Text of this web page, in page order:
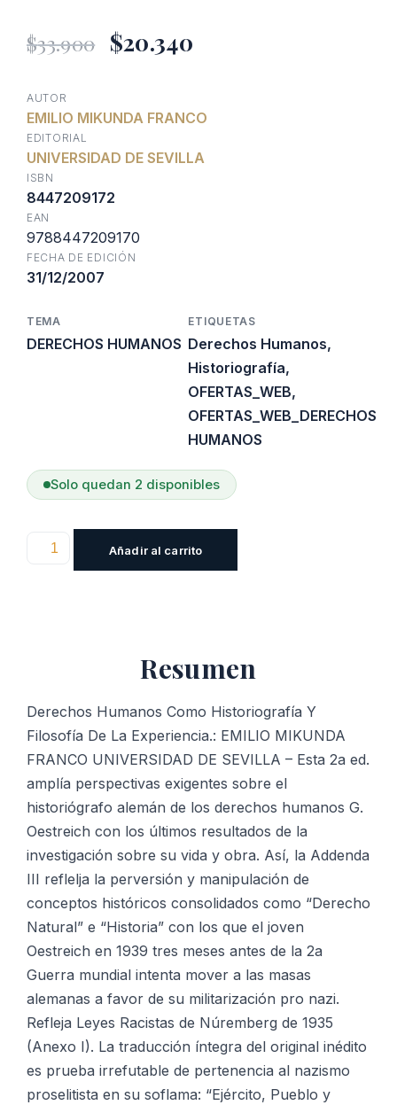
$33.900 El
original
era:
$33.900.
$20.340
actual
AUTOR
EMILIO MIKUNDA FRANCO
EDITORIAL
UNIVERSIDAD DE SEVILLA
ISBN
8447209172
EAN
9788447209170
FECHA DE EDICIÓN
31/12/2007
TEMA
DERECHOS HUMANOS
ETIQUETAS
Derechos Humanos,
Historiografía,
OFERTAS_WEB,
OFERTAS_WEB_DERECHOS
HUMANOS
Solo quedan 2 disponibles
Derechos
La
Experiencia.:
cantidad
Añadir al carrito
Resumen
Derechos Humanos Como Historiografía Y
Filosofía De La Experiencia.: EMILIO MIKUNDA
FRANCO UNIVERSIDAD DE SEVILLA – Esta 2a ed.
amplía perspectivas exigentes sobre el
historiógrafo alemán de los derechos humanos G.
Oestreich con los últimos resultados de la
investigación sobre su vida y obra. Así, la Addenda
III reflelja la perversión y manipulación de
conceptos históricos consolidados como “Derecho
Natural” e “Historia” con los que el joven
Oestreich en 1939 tres meses antes de la 2a
Guerra mundial intenta mover a las masas
alemanas a favor de su militarización pro nazi.
Refleja Leyes Racistas de Núremberg de 1935
(Anexo I). La traducción íntegra del original inédito
es prueba irrefutable de pertenencia al nazismo
proselitista en su soflama: “Ejército, Pueblo y